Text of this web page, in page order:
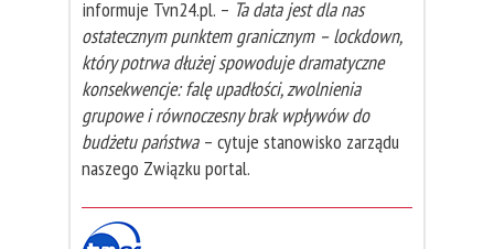
informuje Tvn24.pl. – Ta data jest dla nas
ostatecznym punktem granicznym – lockdown,
który potrwa dłużej spowoduje dramatyczne
konsekwencje: falę upadłości, zwolnienia
grupowe i równoczesny brak wpływów do
budżetu państwa– cytuje stanowisko zarządu
naszego Związku portal.